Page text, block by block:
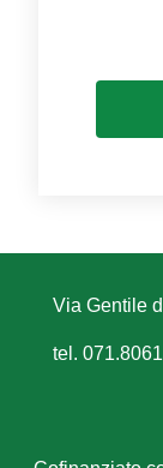
Via Gentile
tel. 071.8061